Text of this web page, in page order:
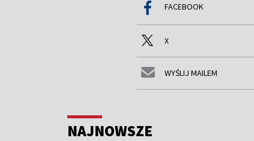
FACEBOOK
X
WYŚLIJ MAILEM
NAJNOWSZE